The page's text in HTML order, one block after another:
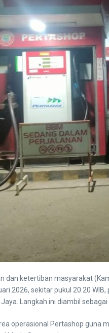
dan ketertiban masyarakat
2026, sekitar pukul 20.20
Langkah ini diambil
operasional Pertashop